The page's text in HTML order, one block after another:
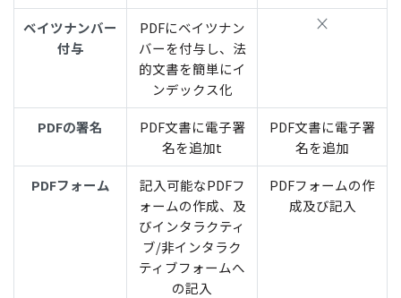
ベイツナンバー
付与
PDFにベイツナン
バーを付与し、法
的文書を簡単にイ
ンデックス化
PDFの署名
PDF文書に電子署
名を追加t
PDF文書に電子署
名を追加
PDFフォーム
記入可能なPDFフ
ォームの作成、及
びインタラクティ
ブ/非インタラク
ティブフォームへ
の記入
PDFフォームの作
成及び記入